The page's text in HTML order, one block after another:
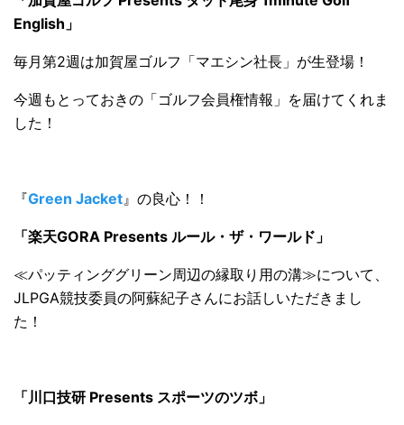
English」
毎月第2週は加賀屋ゴルフ「マエシン社長」が生登場！
今週もとっておきの「ゴルフ会員権情報」を届けてくれま
した！
『Green Jacket』の良心！！
「楽天GORA Presents ルール・ザ・ワールド」
≪パッティンググリーン周辺の縁取り用の溝≫について、
JLPGA競技委員の阿蘇紀子さんにお話しいただきまし
た！
「川口技研 Presents スポーツのツボ」